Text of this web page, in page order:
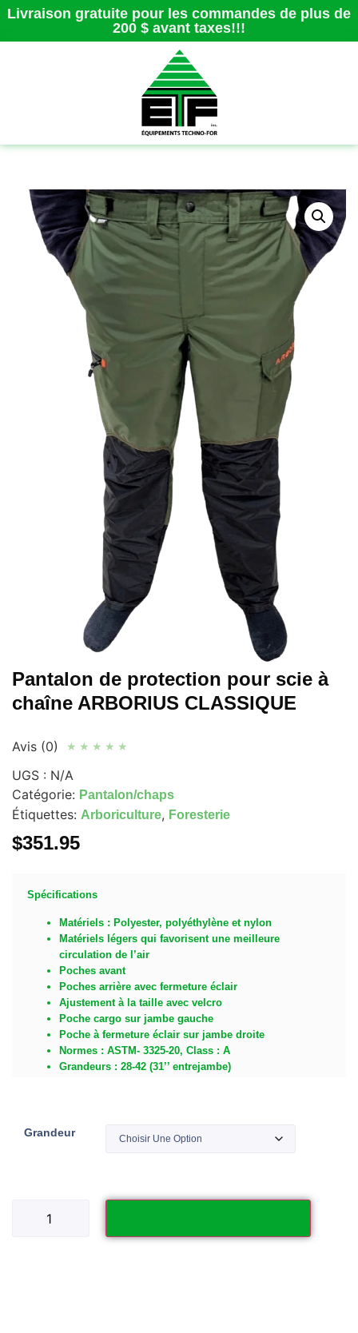
Livraison gratuite pour les commandes de plus de
200 $ avant taxes!!!
Pantalon de protection pour scie à
chaîne ARBORIUS CLASSIQUE
Avis (0) ★ ★ ★ ★ ★
UGS : N/A
Catégorie: Pantalon/chaps
Étiquettes: Arboriculture, Foresterie
$351.95
Spécifications
Matériels : Polyester, polyéthylène et nylon
Matériels légers qui favorisent une meilleure
circulation de l’air
Poches avant
Poches arrière avec fermeture éclair
Ajustement à la taille avec velcro
Poche cargo sur jambe gauche
Poche à fermeture éclair sur jambe droite
Normes : ASTM- 3325-20, Class : A
Grandeurs : 28-42 (31’’ entrejambe)
Grandeur